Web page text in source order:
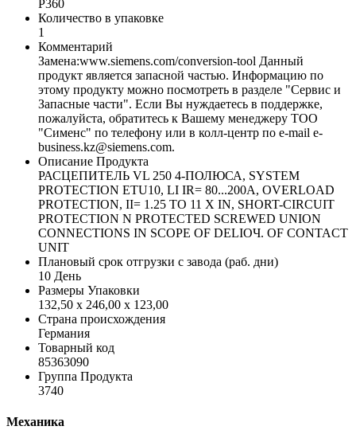
P360
Количество в упаковке
1
Комментарий
Замена:www.siemens.com/conversion-tool Данный
продукт является запасной частью. Информацию по
этому продукту можно посмотреть в разделе "Сервис и
Запасные части". Если Вы нуждаетесь в поддержке,
пожалуйста, обратитесь к Вашему менеджеру ТОО
"Сименс" по телефону или в колл-центр по e-mail e-
business.kz@siemens.com.
Описание Продукта
РАСЦЕПИТЕЛЬ VL 250 4-ПОЛЮСА, SYSTEM
PROTECTION ETU10, LI IR= 80...200A, OVERLOAD
PROTECTION, II= 1.25 TO 11 X IN, SHORT-CIRCUIT
PROTECTION N PROTECTED SCREWED UNION
CONNECTIONS IN SCOPE OF DELIОЧ. OF CONTACT
UNIT
Плановый срок отгрузки с завода (раб. дни)
10 День
Размеры Упаковки
132,50 x 246,00 x 123,00
Страна происхождения
Германия
Товарный код
85363090
Группа Продукта
3740
Механика